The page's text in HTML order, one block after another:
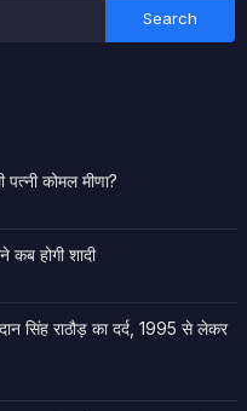
कोमल मीणा?
होगी शादी
सिंह राठौड़ का दर्द, 1995 से लेकर